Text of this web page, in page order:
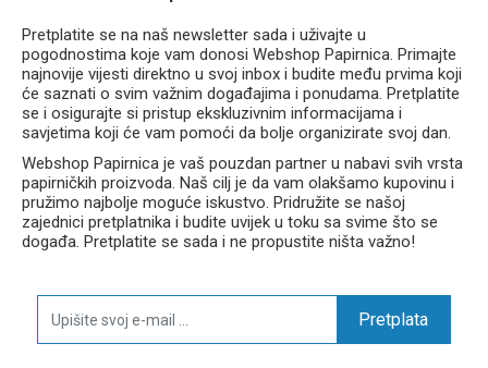
Pretplatite se na naš newsletter sada i uživajte u
pogodnostima koje vam donosi Webshop Papirnica. Primajte
najnovije vijesti direktno u svoj inbox i budite među prvima koji
će saznati o svim važnim događajima i ponudama. Pretplatite
se i osigurajte si pristup ekskluzivnim informacijama i
savjetima koji će vam pomoći da bolje organizirate svoj dan.
Webshop Papirnica je vaš pouzdan partner u nabavi svih vrsta
papirničkih proizvoda. Naš cilj je da vam olakšamo kupovinu i
pružimo najbolje moguće iskustvo. Pridružite se našoj
zajednici pretplatnika i budite uvijek u toku sa svime što se
događa. Pretplatite se sada i ne propustite ništa važno!
Pretplata